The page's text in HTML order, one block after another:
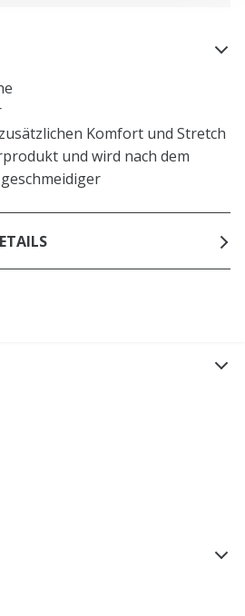
Komfort und Stretch
und wird nach dem